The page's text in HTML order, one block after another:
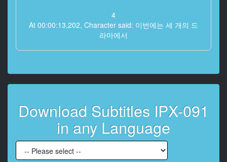
4
At 00:00:13,202, Character said: 이번에는 세 개의 드
라마에서
기해 보겠습니다
At 00:00:21,795, Character said: 지금까지는 상당히 스
스로 말하는 것도 그렇지만
7
At 00:00:27,476, Character said: 괴롭힘 당하거나 조금
어두운 드라마가 많았는데요
Download Subtitles IPX-091
in any Language